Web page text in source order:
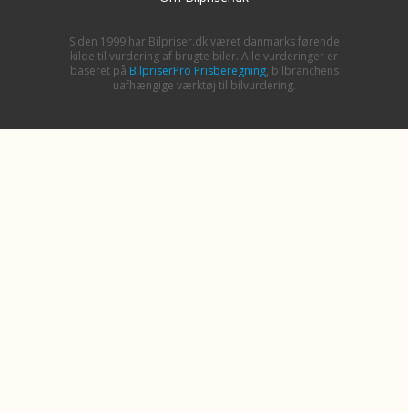
Siden 1999 har Bilpriser.dk været danmarks førende
kilde til vurdering af brugte biler. Alle vurderinger er
baseret på BilpriserPro Prisberegning, bilbranchens
uafhængige værktøj til bilvurdering.